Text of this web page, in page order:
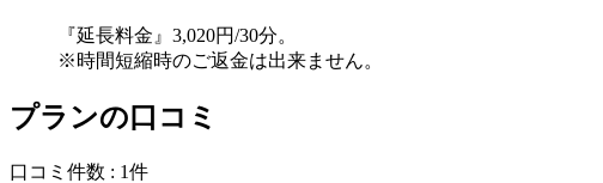
『延長料金』3,020円/30分。
※時間短縮時のご返金は出来ません。
プランの口コミ
口コミ件数 : 1件